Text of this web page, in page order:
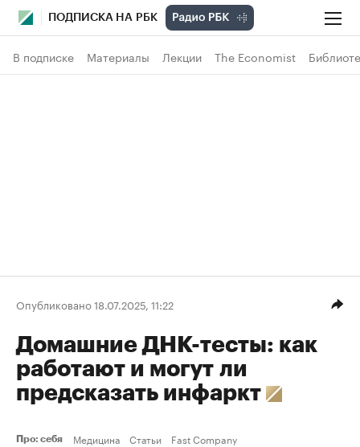
ПОДПИСКА НА РБК
В подписке Материалы Лекции The Economist
Опубликовано 18.07.2025, 11:22
Домашние ДНК-тесты: как
работают и могут ли
предсказать инфаркт
Про: себя Медицина Статьи Fast Company